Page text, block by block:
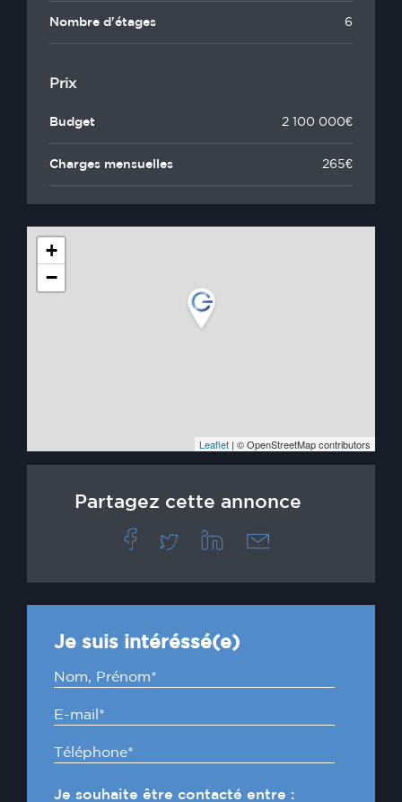
Nombre d'étages 6
Prix
Budget 2 100 000€
Charges mensuelles 265€
+
−
Leaflet | © OpenStreetMap contributors
Partagez cette annonce
Je suis intéréssé(e)
Je souhaite être contacté entre :